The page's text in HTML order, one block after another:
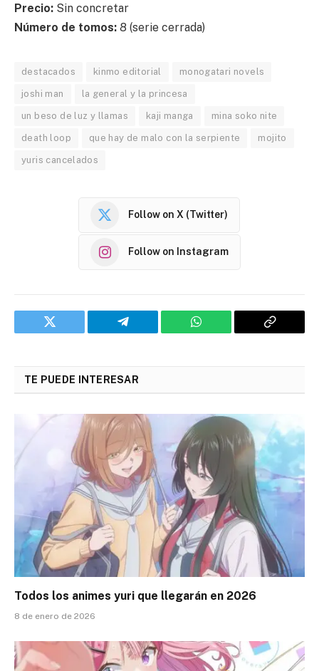
Precio: Sin concretar
Número de tomos: 8 (serie cerrada)
destacados kinmo editorial monogatari novels
joshi man la general y la princesa
un beso de luz y llamas kaji manga mina soko nite
death loop que hay de malo con la serpiente mojito
yuris cancelados
Follow on X (Twitter)
Follow on Instagram
Twitter Telegram WhatsApp
Copy
TE PUEDE INTERESAR
Todos los animes yuri que llegarán en 2026
8 de enero de 2026